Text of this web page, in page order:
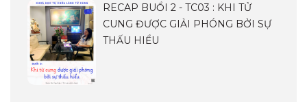
RECAP BUỔI 2 - TC03 : KHI TỬ
CUNG ĐƯỢC GIẢI PHÓNG BỞI SỰ
THẤU HIỂU